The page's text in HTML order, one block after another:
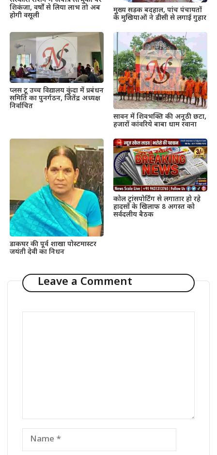
शिकंजा, वर्षों से लिया लाभ तो अब
होगी वसूली
मुख्य सड़क बदहाल, पांच पंचायतों
के मुखियाओं ने डीसी से लगाई गुहार
प्लस टू उच्च विद्यालय कुंदा में प्रबंधन
समिति का पुनर्गठन, जितेंद्र अध्यक्ष
निर्वाचित
सावन में शिवभक्ति की अनूठी छटा,
हजारों कांवरिये बाबा धाम रवाना
डाकघर की पूर्व शाखा पोस्टमास्टर
जयंती देवी का निधन
कोल ट्रांसपोर्टिंग से लगातार हो रहे
हादसों के खिलाफ 8 अगस्त को
सर्वदलीय बैठक
Leave a Comment
Name